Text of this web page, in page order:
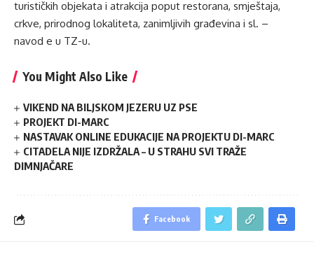
turističkih objekata i atrakcija poput restorana, smještaja,
crkve, prirodnog lokaliteta, zanimljivih građevina i sl. –
navod e u TZ-u.
You Might Also Like
VIKEND NA BILJSKOM JEZERU UZ PSE
PROJEKT DI-MARC
NASTAVAK ONLINE EDUKACIJE NA PROJEKTU DI-MARC
CITADELA NIJE IZDRŽALA – U STRAHU SVI TRAŽE
DIMNJAČARE
Facebook